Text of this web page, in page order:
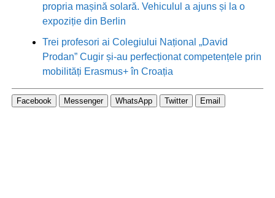
propria mașină solară. Vehiculul a ajuns și la o
expoziție din Berlin
Trei profesori ai Colegiului Național „David
Prodan” Cugir și-au perfecționat competențele prin
mobilități Erasmus+ în Croația
Facebook Messenger WhatsApp Twitter Email